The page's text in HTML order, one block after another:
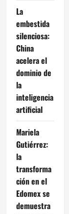
La
embestida
silenciosa:
China
acelera el
dominio de
la
inteligencia
artificial
Mariela
Gutiérrez:
la
transforma
ción en el
Edomex se
demuestra